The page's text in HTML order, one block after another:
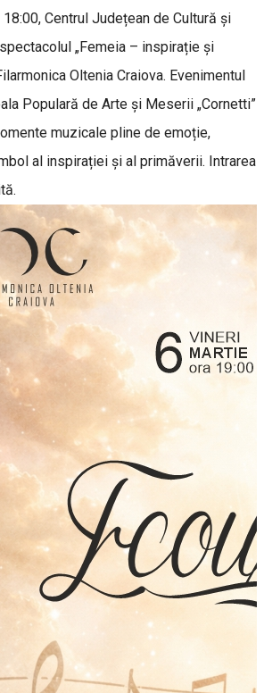
Centrul Județean de Cultură și
„Femeia – inspirație și
Oltenia Craiova. Evenimentul
Populară de Arte și Meserii „Cornetti”
muzicale pline de emoție,
al inspirației și al primăverii. Intrarea